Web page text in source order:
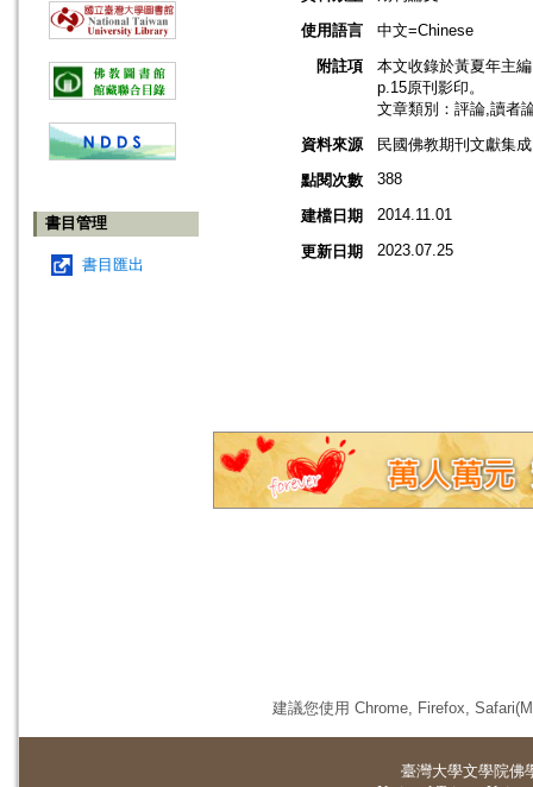
書目管理
書目匯出
使用語言
中文=Chinese
附註項
本文收錄於黃夏年主
p.15原刊影印。
文章類別：評論,讀者
資料來源
民國佛教期刊文獻集
點閱次數
388
建檔日期 2014.11.01
更新日期 2023.07.25
建議您使用 Chrome, Firefox,
臺灣大學文學院佛